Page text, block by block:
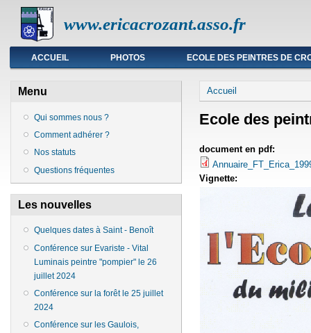
www.ericacrozant.asso.fr
Menu principal
ACCUEIL PHOTOS ECOLE DES PEINTRES DE
Menu
Qui sommes nous ?
Comment adhérer ?
Nos statuts
Questions fréquentes
Les nouvelles
Quelques dates à Saint - Benoît
Conférence sur Evariste - Vital
Luminais peintre "pompier" le 26
juillet 2024
Conférence sur la forêt le 25 juillet
2024
Conférence sur les Gaulois,
Vous êtes ici
Accueil
Ecole des
document en pdf:
Vignette: